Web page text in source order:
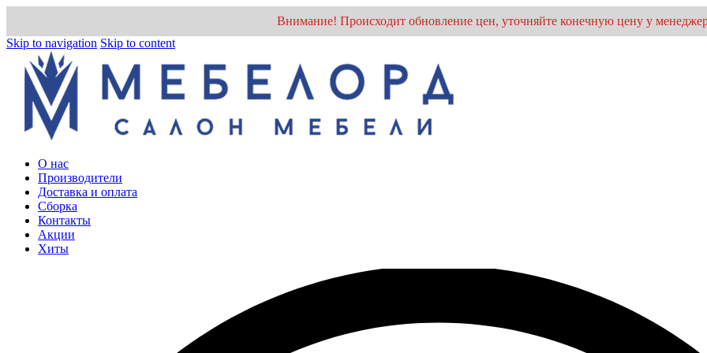
Внимание! Происходит обновление цен, уточняйте конечную цену у
Skip to navigation Skip to content
О нас
Производители
Доставка и оплата
Cборка
Контакты
Акции
Хиты